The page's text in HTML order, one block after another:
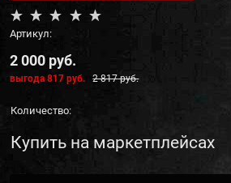
Артикул:
2 817 руб.
2 000 руб.
выгода 817 руб.
Количество:
Купить на маркетплейсах